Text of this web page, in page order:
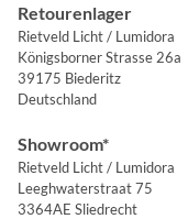
Retourenlager
Rietveld Licht / Lumidora
Königsborner Strasse 26a
39175 Biederitz
Deutschland
Showroom*
Rietveld Licht / Lumidora
Leeghwaterstraat 75
3364AE Sliedrecht